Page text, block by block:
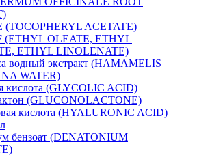
(TOCOPHERYL ACETATE)
(ETHYL OLEATE, ETHYL
ETHYL LINOLENATE)
водный экстракт (HAMAMELIS
WATER)
кислота (GLYCOLIC ACID)
(GLUCONOLACTONE)
кислота (HYALURONIC ACID)
бензоат (DENATONIUM